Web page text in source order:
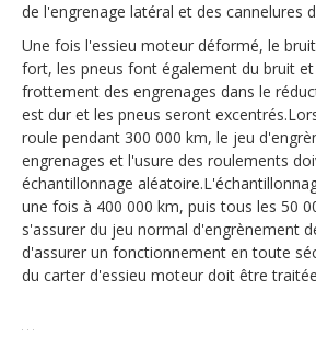
de l'engrenage latéral et des cannelures
Une fois l'essieu moteur déformé, le
fort, les pneus font également du bruit et
frottement des engrenages dans le
est dur et les pneus seront
roule pendant 300 000 km, le jeu
engrenages et l'usure des roulements
échantillonnage
une fois à 400 000 km, puis tous les 50
s'assurer du jeu normal d'engrènement
d'assurer un fonctionnement en toute
du carter d'essieu moteur doit être